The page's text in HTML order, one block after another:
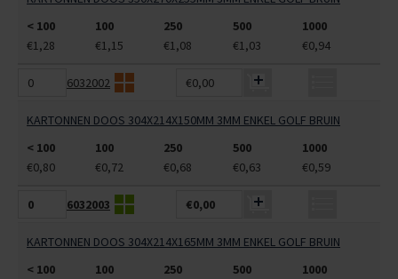
< 100
100 250 500
1000
€1,28
€1,15 €1,08 €1,03 €0,94
6032002 €0,00
KARTONNEN DOOS 304X214X150MM 3MM ENKEL GOLF BRUIN
< 100
100 250 500
1000
€0,80
€0,72 €0,68 €0,63 €0,59
6032003 €0,00
KARTONNEN DOOS 304X214X165MM 3MM ENKEL GOLF BRUIN
< 100
100 250 500
1000